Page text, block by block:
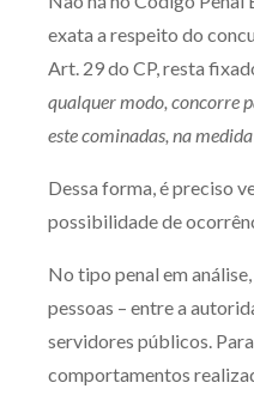
exata a respeito do
Art. 29 do CP, resta
qualquer modo, concorre
este cominadas, na
Dessa forma, é preciso
possibilidade de
No tipo penal em
pessoas – entre a
servidores públicos.
comportamentos